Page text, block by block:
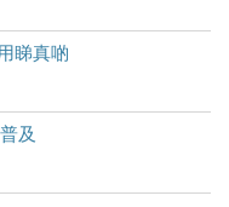
睇真啲
及